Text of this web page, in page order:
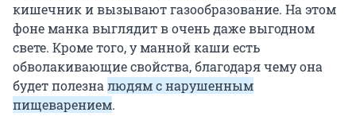
кишечник и вызывают газообразование. На этом
фоне манка выглядит в очень даже выгодном
свете. Кроме того, у манной каши есть
обволакивающие свойства, благодаря чему она
будет полезналюдям с нарушенным
пищеварением.